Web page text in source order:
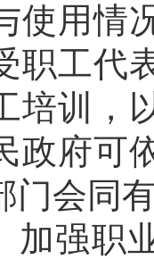
使用情
职工代
培训，
政府
门会同
强职